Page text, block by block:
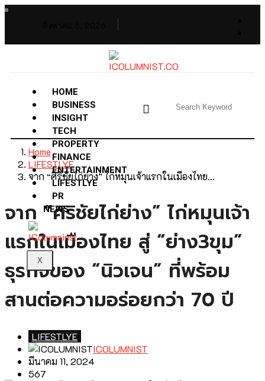
HOME
BUSINESS
INSIGHT
TECH
PROPERTY
FINANCE
ENTERTAINMENT
LIFESTLYE
PR
NEWS
X
Home
LIFESTLYE
จาก “ศิริชัยไก่ย่าง” ไก่หมุนเจ้าแรกในเมืองไทย…
จาก “ศิริชัยไก่ย่าง” ไก่หมุนเจ้า
แรกในเมืองไทย สู่ “ย่าง3ขุม”
ธุรกิจของ “นิวเจน” ที่พร้อม
สานต่อความอร่อยกว่า 70 ปี
LIFESTLYE
ICOLUMNIST
มีนาคม 11, 2024
567